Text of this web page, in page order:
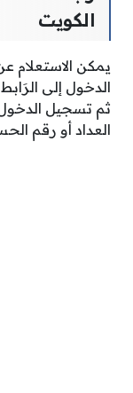
الكويت
يمكن الاستعلام
الدخول إلى الرَابط
ثم تسجيل الدخول
العداد أو رقم